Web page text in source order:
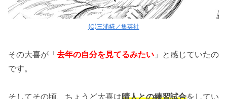
(C)三浦糀／集英社
その大喜が「去年の自分を見てるみたい 」と感じていたの
です。
そしてその頃、ちょうど大喜は晴人との練習試合をしてい